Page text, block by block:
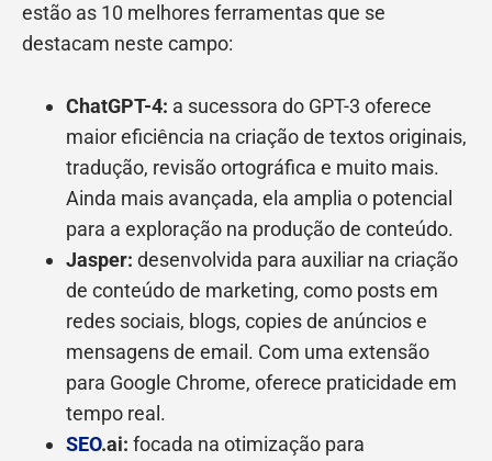
estão as 10 melhores ferramentas que se
destacam neste campo:
ChatGPT-4: a sucessora do GPT-3 oferece
maior eficiência na criação de textos originais,
tradução, revisão ortográfica e muito mais.
Ainda mais avançada, ela amplia o potencial
para a exploração na produção de conteúdo.
Jasper: desenvolvida para auxiliar na criação
de conteúdo de marketing, como posts em
redes sociais, blogs, copies de anúncios e
mensagens de email. Com uma extensão
para Google Chrome, oferece praticidade em
tempo real.
SEO.ai: focada na otimização para